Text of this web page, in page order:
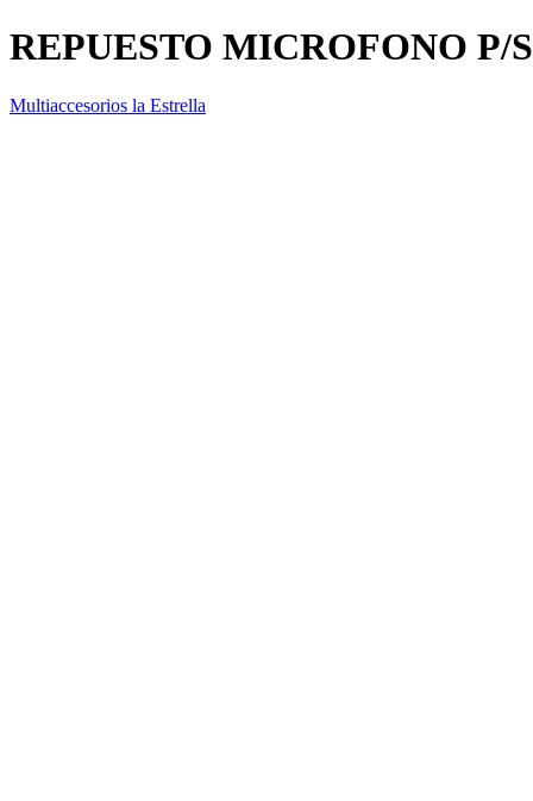
REPUESTO MICROFONO P/
Multiaccesorios la Estrella